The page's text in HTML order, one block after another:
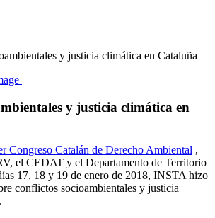
y justicia climática en Cataluña
y justicia climática en
Congreso Catalán de Derecho Ambiental ,
el CEDAT y el Departamento de Territorio
17, 18 y 19 de enero de 2018, INSTA hizo
conflictos socioambientales y justicia